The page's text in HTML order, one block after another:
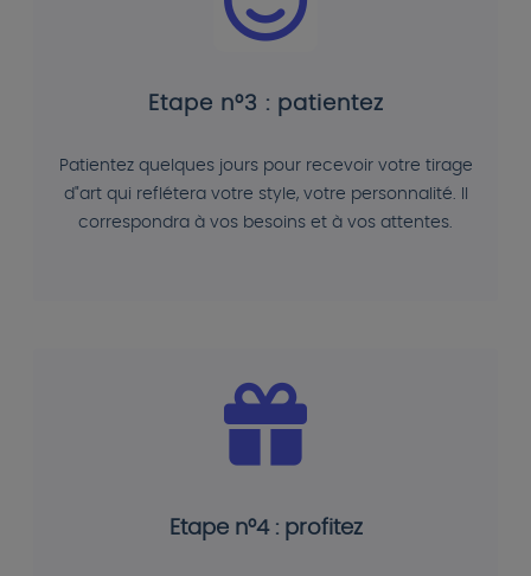
Etape n°3 : patientez
Patientez quelques jours pour recevoir votre tirage
d"art qui reflétera votre style, votre personnalité. Il
correspondra à vos besoins et à vos attentes.
Etape n°4 : profitez